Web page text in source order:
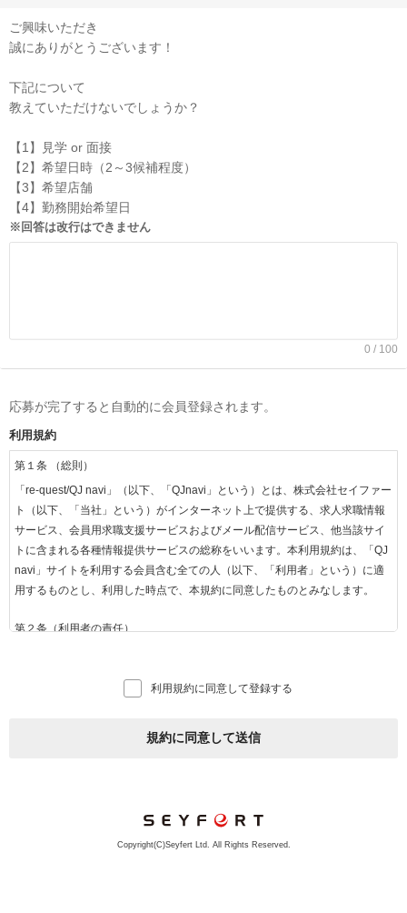
ご興味いただき
誠にありがとうございます！
下記について
教えていただけないでしょうか？
【1】見学 or 面接
【2】希望日時（2～3候補程度）
【3】希望店舗
【4】勤務開始希望日
※回答は改行はできません
0 / 100
応募が完了すると自動的に会員登録されます。
利用規約
第１条 （総則）
「re-quest/QJ navi」（以下、「QJnavi」という）とは、株式会社セイファー
ト（以下、「当社」という）がインターネット上で提供する、求人求職情報
サービス、会員用求職支援サービスおよびメール配信サービス、他当該サイ
トに含まれる各種情報提供サービスの総称をいいます。本利用規約は、「QJ
navi」サイトを利用する会員含む全ての人（以下、「利用者」という）に適
用するものとし、利用した時点で、本規約に同意したものとみなします。
第２条（利用者の責任）
2.インターネットを利用する際に必要な費用（通信料等）は全て利用者負担
3.利用者は、「QJnavi」の規約をよく読み、自己の意思および責任をもって
当社との間で「QJnavi」掲載に関する契約を締結した事業者のことをいいま
利用規約に同意して登録する
規約に同意して送信
Copyright(C)Seyfert Ltd. All Rights Reserved.